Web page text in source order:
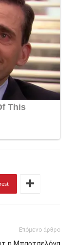
Επόμενο άρθρο